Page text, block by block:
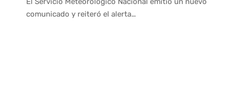
comunicado y reiteró el alerta…